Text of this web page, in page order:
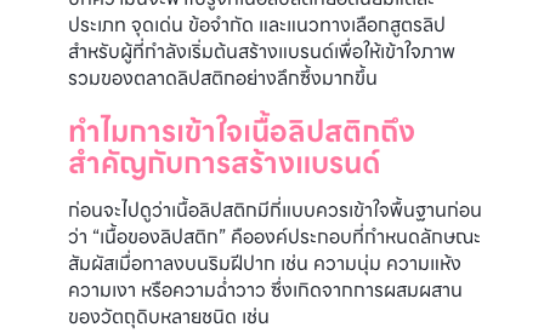
ประเภท จุดเด่น ข้อจำกัด และแนวทางเลือกสูตรลิป
สำหรับผู้ที่กำลังเริ่มต้นสร้างแบรนด์เพื่อให้เข้าใจภาพ
รวมของตลาดลิปสติกอย่างลึกซึ้งมากขึ้น
ทำไมการเข้าใจเนื้อลิปสติกถึง
สำคัญกับการสร้างแบรนด์
ก่อนจะไปดูว่าเนื้อลิปสติกมีกี่แบบควรเข้าใจพื้นฐานก่อน
ว่า “เนื้อของลิปสติก” คือองค์ประกอบที่กำหนดลักษณะ
สัมผัสเมื่อทาลงบนริมฝีปาก เช่น ความนุ่ม ความแห้ง
ความเงา หรือความฉ่ำวาว ซึ่งเกิดจากการผสมผสาน
ของวัตถุดิบหลายชนิด เช่น